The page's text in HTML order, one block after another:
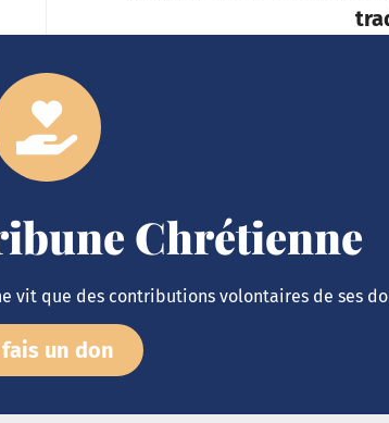
Chrétienne
vit que des contributions volontaires de ses
fais un don